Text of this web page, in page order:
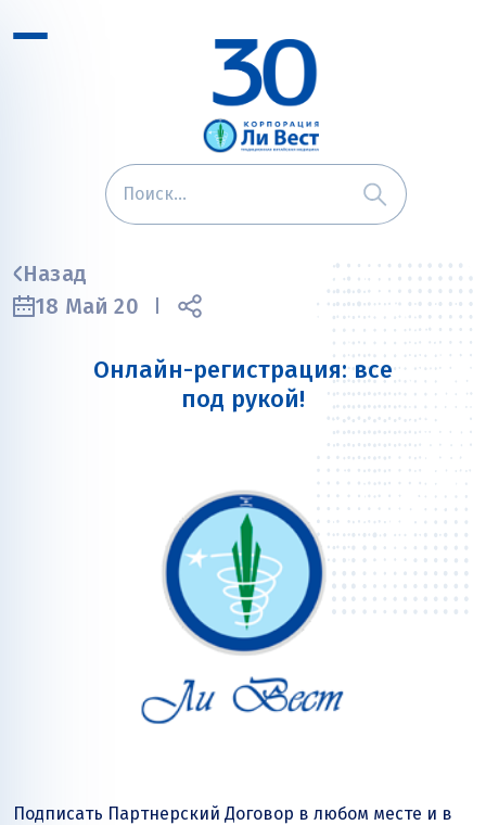
Назад
18 Май 20
Онлайн-регистрация: все
под рукой!
Подписать Партнерский Договор в любом месте и в